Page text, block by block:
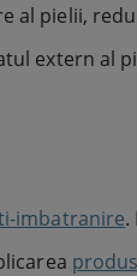
pielii,
extern al
imbatranire.